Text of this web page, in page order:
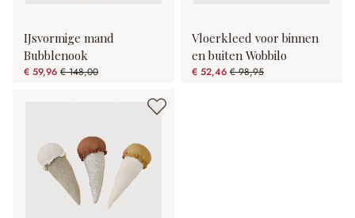
IJsvormige mand
Bubblenook
€ 59,96 € 148,00
(59.49% gespart)
Vloerkleed voor binnen
en buiten Wobbilo
€ 52,46 € 98,95
(46.98% gespart)